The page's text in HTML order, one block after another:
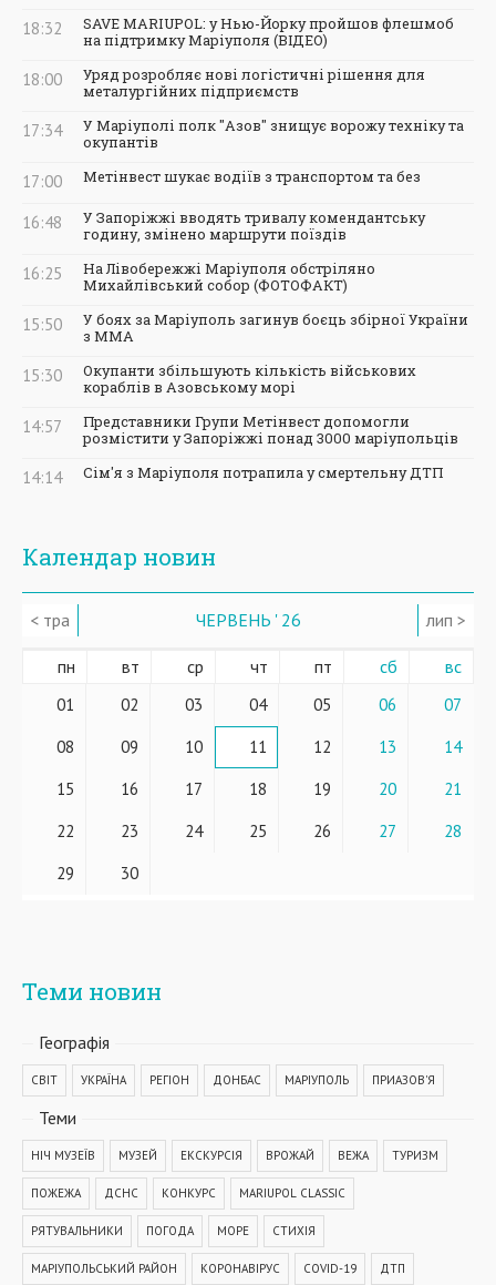
18:32
SAVE MARIUPOL: у Нью-Йорку пройшов флешмоб
на підтримку Маріуполя (ВІДЕО)
18:00
Уряд розробляє нові логістичні рішення для
металургійних підприємств
17:34
У Маріуполі полк "Азов" знищує ворожу техніку та
окупантів
17:00 Метінвест шукає водіїв з транспортом та без
16:48
У Запоріжжі вводять тривалу комендантську
годину, змінено маршрути поїздів
16:25
На Лівобережжі Маріуполя обстріляно
Михайлівський собор (ФОТОФАКТ)
15:50
У боях за Маріуполь загинув боєць збірної України
з ММА
15:30
Окупанти збільшують кількість військових
кораблів в Азовському морі
14:57
Представники Групи Метінвест допомогли
розмістити у Запоріжжі понад 3000 маріупольців
14:14 Сім'я з Маріуполя потрапила у смертельну ДТП
Календар новин
< тра ЧЕРВЕНЬ ' 26 лип >
пн вт ср чт пт сб вс
01 02 03 04 05 06
07
08
09 10 11 12 13
14
15
16 17 18 19 20
21
22
23 24 25 26 27
28
29
30
Теми новин
Географiя
СВІТ УКРАЇНА РЕГІОН ДОНБАС МАРІУПОЛЬ ПРИАЗОВ'Я
Теми
НІЧ МУЗЕЇВ МУЗЕЙ ЕКСКУРСІЯ ВРОЖАЙ ВЕЖА ТУРИЗМ
ПОЖЕЖА ДСНС КОНКУРС MARIUPOL CLASSIC
РЯТУВАЛЬНИКИ ПОГОДА МОРЕ СТИХІЯ
МАРІУПОЛЬСЬКИЙ РАЙОН КОРОНАВІРУС COVID-19 ДТП